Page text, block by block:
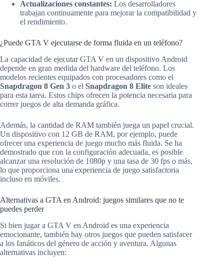
Actualizaciones constantes: Los desarrolladores
trabajan continuamente para mejorar la compatibilidad y
el rendimiento.
¿Puede GTA V ejecutarse de forma fluida en un teléfono?
La capacidad de ejecutar GTA V en un dispositivo Android
depende en gran medida del hardware del teléfono. Los
modelos recientes equipados con procesadores como el
Snapdragon 8 Gen 3 o el Snapdragon 8 Elite son ideales
para esta tarea. Estos chips ofrecen la potencia necesaria para
correr juegos de alta demanda gráfica.
Además, la cantidad de RAM también juega un papel crucial.
Un dispositivo con 12 GB de RAM, por ejemplo, puede
ofrecer una experiencia de juego mucho más fluida. Se ha
demostrado que con la configuración adecuada, es posible
alcanzar una resolución de 1080p y una tasa de 30 fps o más,
lo que proporciona una experiencia de juego satisfactoria
incluso en móviles.
Alternativas a GTA en Android: juegos similares que no te
puedes perder
Si bien jugar a GTA V en Android es una experiencia
emocionante, también hay otros juegos que pueden satisfacer
a los fanáticos del género de acción y aventura. Algunas
alternativas incluyen: